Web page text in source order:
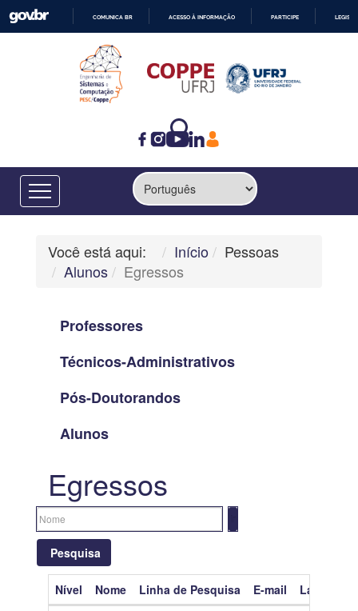
CONTEÚDO
COMUNICA BR ACESSO À INFORMAÇÃO PARTICIPE
Você está aqui: Início
Pessoas
Alunos
Egressos
Professores
Técnicos-Administrativos
Pós-Doutorandos
Alunos
Egressos
Pesquisa
Limpar filtros
Nível Nome Linha de Pesquisa E-mail Lattes